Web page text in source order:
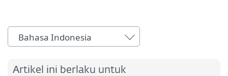
Bahasa Indonesia
Artikel ini berlaku untuk